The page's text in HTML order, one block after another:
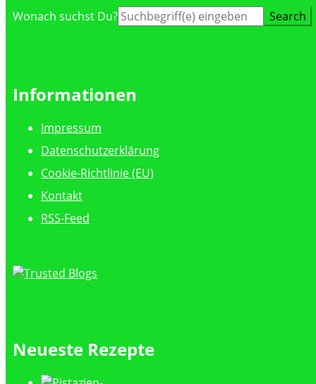
Suche
Wonach suchst Du?
Informationen
Impressum
Datenschutzerklärung
Cookie-Richtlinie (EU)
Kontakt
RSS-Feed
Neueste Rezepte